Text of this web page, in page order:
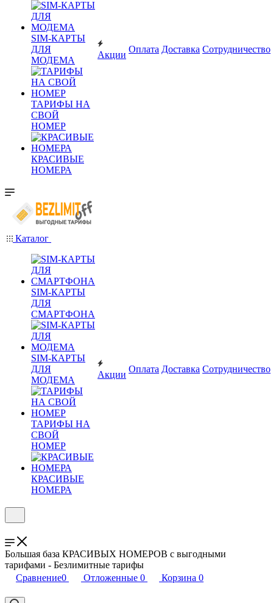
SIM-КАРТЫ
ДЛЯ
МОДЕМА
ТАРИФЫ НА
СВОЙ
НОМЕР
КРАСИВЫЕ
НОМЕРА
Акции
Оплата Доставка Сотрудничество
Каталог
SIM-КАРТЫ
ДЛЯ
СМАРТФОНА
SIM-КАРТЫ
ДЛЯ
МОДЕМА
ТАРИФЫ НА
СВОЙ
НОМЕР
КРАСИВЫЕ
НОМЕРА
Акции
Оплата Доставка Сотрудничество
Большая база КРАСИВЫХ НОМЕРОВ с выгодными
тарифами - Безлимитные тарифы
Сравнение0 Отложенные 0 Корзина 0